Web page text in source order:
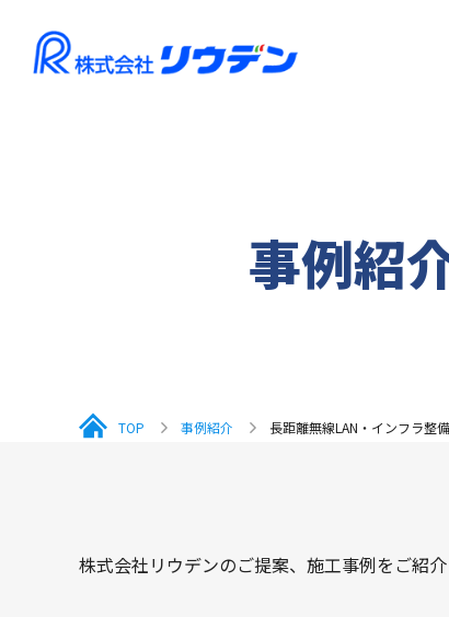
事例紹
TOP 事例紹介 長距離無線LAN・インフラ整備
株式会社リウデンのご提案、施工事例をご紹介